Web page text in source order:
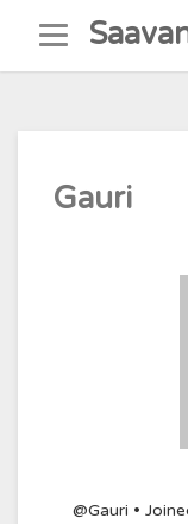
content
Gauri
@Gauri •